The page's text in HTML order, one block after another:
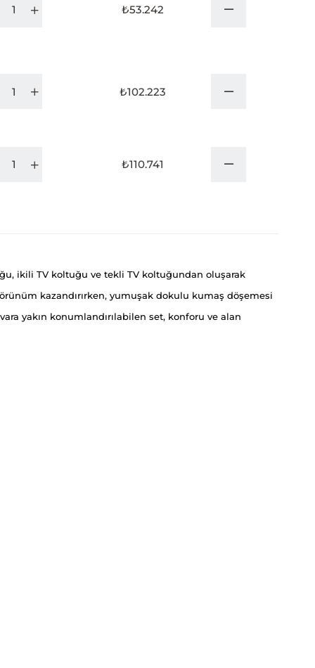
₺53.242
₺102.223
₺110.741
ikili TV koltuğu ve tekli TV koltuğundan oluşarak
kazandırırken, yumuşak dokulu kumaş döşemesi
yakın konumlandırılabilen set, konforu ve alan